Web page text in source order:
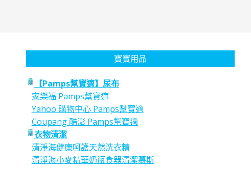
寶寶用品
【Pamps幫寶適】尿布
家樂福 Pamps幫寶適
Yahoo 購物中心 Pamps幫寶適
Coupang 酷澎 Pamps幫寶適
衣物清潔
清淨海健康呵護天然洗衣精
清淨海小麥精華奶瓶食器清潔慕斯